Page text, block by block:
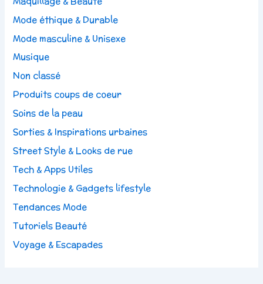
Mode éthique & Durable
Mode masculine & Unisexe
Musique
Non classé
Produits coups de coeur
Soins de la peau
Sorties & Inspirations urbaines
Street Style & Looks de rue
Tech & Apps Utiles
Technologie & Gadgets lifestyle
Tendances Mode
Tutoriels Beauté
Voyage & Escapades